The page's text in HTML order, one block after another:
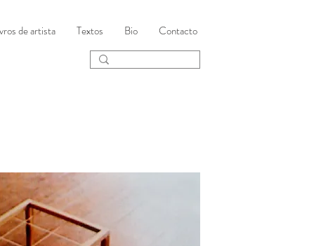
de artista Textos Bio Contacto